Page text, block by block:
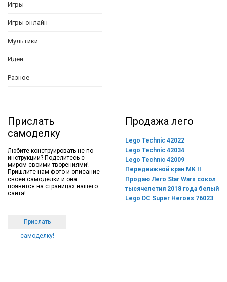
Игры
Игры онлайн
Мультики
Идеи
Разное
Прислать
самоделку
Любите конструировать не по
инструкции? Поделитесь с
миром своими творениями!
Пришлите нам фото и описание
своей самоделки и она
появится на страницах нашего
сайта!
Прислать
самоделку!
Продажа лего
Lego Technic 42022
Lego Technic 42034
Lego Technic 42009
Передвижной кран MK II
Продаю Лего Star Wars сокол
тысячелетия 2018 года белый
Lego DC Super Heroes 76023